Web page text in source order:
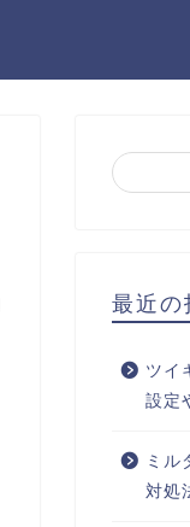
最近の
ツイ
設定
ミル
対処